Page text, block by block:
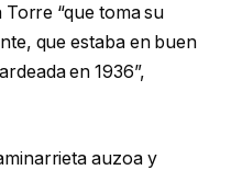
“que toma su
que estaba en buen
en 1936”,
auzoa y